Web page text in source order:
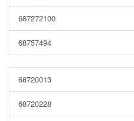
687272100
68757494
68720013
68720228